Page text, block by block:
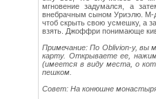
мгновение задумался, а
внебрачным сыном Уриэлю. М-
чтоб скрыть свою усмешку, а
взять. Джоффри понимающе
Примечание: По Oblivion-у, вы
карту. Открываете ее,
(имеется в виду места, о
пешком.
Совет: На конюшне